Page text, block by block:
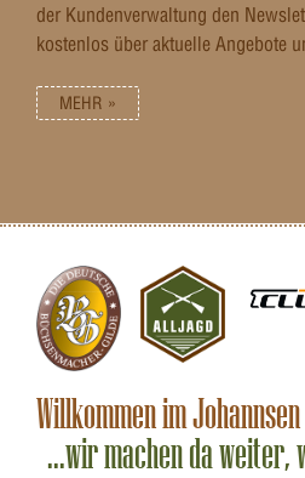
der Kundenverwaltung den
kostenlos über aktuelle Angebote
MEHR »
Willkommen im
...wir machen da weiter,